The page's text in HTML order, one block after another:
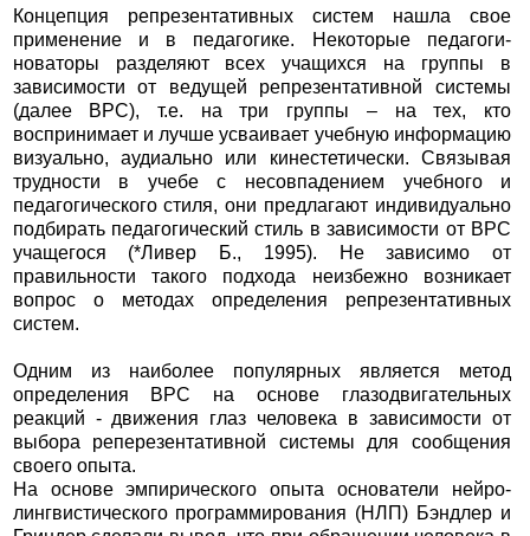
Концепция репрезентативных систем нашла свое
применение и в педагогике. Некоторые педагоги-
новаторы разделяют всех учащихся на группы в
зависимости от ведущей репрезентативной системы
(далее ВРС), т.е. на три группы – на тех, кто
воспринимает и лучше усваивает учебную информацию
визуально, аудиально или кинестетически. Связывая
трудности в учебе с несовпадением учебного и
педагогического стиля, они предлагают индивидуально
подбирать педагогический стиль в зависимости от ВРС
учащегося (*Ливер Б., 1995). Не зависимо от
правильности такого подхода неизбежно возникает
вопрос о методах определения репрезентативных
систем.
Одним из наиболее популярных является метод
определения ВРС на основе глазодвигательных
реакций - движения глаз человека в зависимости от
выбора реперезентативной системы для сообщения
своего опыта.
На основе эмпирического опыта основатели нейро-
лингвистического программирования (НЛП) Бэндлер и